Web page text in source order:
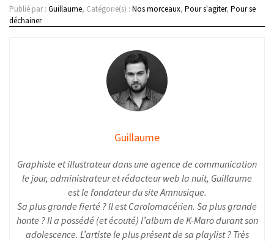
Publié par : Guillaume, Catégorie(s) : Nos morceaux, Pour s'agiter, Pour se
déchainer
Guillaume
Graphiste et illustrateur dans une agence de communication
le jour, administrateur et rédacteur web la nuit, Guillaume
est le fondateur du site Amnusique.
Sa plus grande fierté ? Il est Carolomacérien. Sa plus grande
honte ? Il a possédé (et écouté) l’album de K-Maro durant son
adolescence. L’artiste le plus présent de sa playlist ? Très